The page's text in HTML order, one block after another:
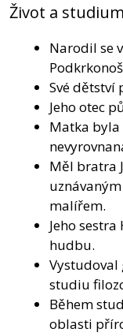
Život a studium
Narodil se
Své dětství
Jeho otec
Matka byla
Měl bratra
malířem.
Jeho
hudbu.
Vystudoval
studiu
Během
oblasti